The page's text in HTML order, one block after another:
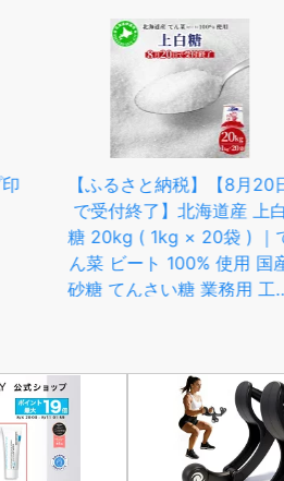
【8月20日
道産 上白
20袋 ) ｜て
使用 国産
業務用 工場
【ふるさと納税
恵みD＞種子島
100%！きび糖
500g×5袋) 国産
きび砂糖 調味料